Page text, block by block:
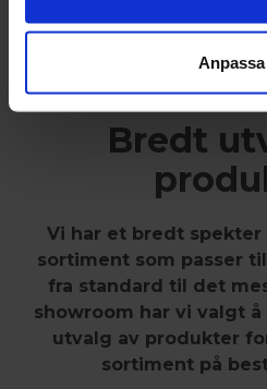
Anpassa
for
Bredt
Vi har et bredt
sortiment som passer
fra standard til det
showroom har vi valgt
utvalg av produkter
sortiment på